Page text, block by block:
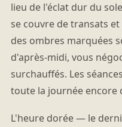
lieu de l'éclat dur du
se couvre de transats
des ombres marquées
d'après-midi, vous
surchauffés. Les
toute la journée encore
L'heure dorée — le